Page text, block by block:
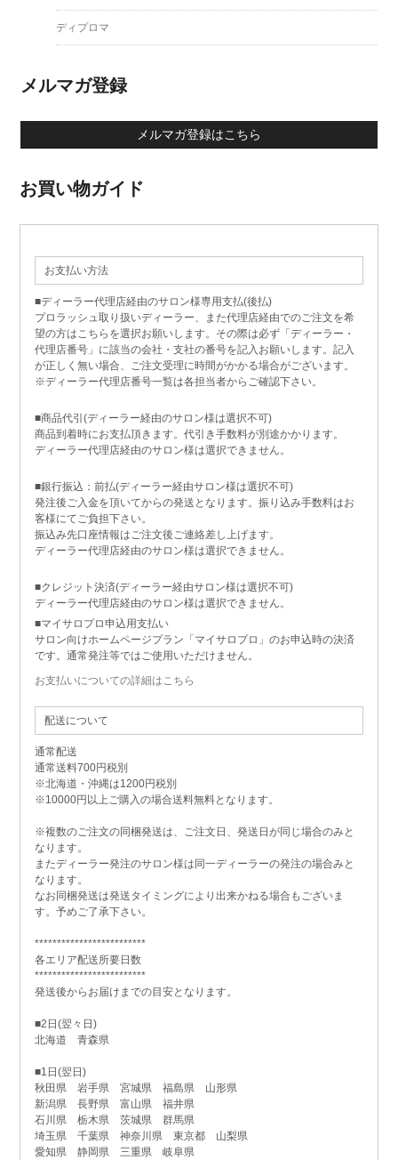
ディプロマ
メルマガ登録
メルマガ登録はこちら
お買い物ガイド
お支払い方法
■ディーラー代理店経由のサロン様専用支払(後払)
プロラッシュ取り扱いディーラー、また代理店経由でのご注文を希
望の方はこちらを選択お願いします。その際は必ず「ディーラー・
代理店番号」に該当の会社・支社の番号を記入お願いします。記入
が正しく無い場合、ご注文受理に時間がかかる場合がございます。
※ディーラー代理店番号一覧は各担当者からご確認下さい。
■商品代引(ディーラー経由のサロン様は選択不可)
商品到着時にお支払頂きます。代引き手数料が別途かかります。
ディーラー代理店経由のサロン様は選択できません。
■銀行振込：前払(ディーラー経由サロン様は選択不可)
発注後ご入金を頂いてからの発送となります。振り込み手数料はお
客様にてご負担下さい。
振込み先口座情報はご注文後ご連絡差し上げます。
ディーラー代理店経由のサロン様は選択できません。
■クレジット決済(ディーラー経由サロン様は選択不可)
ディーラー代理店経由のサロン様は選択できません。
■マイサロプロ申込用支払い
サロン向けホームページプラン「マイサロプロ」のお申込時の決済
です。通常発注等ではご使用いただけません。
お支払いについての詳細はこちら
配送について
通常配送
通常送料700円税別
※北海道・沖縄は1200円税別
※10000円以上ご購入の場合送料無料となります。
※複数のご注文の同梱発送は、ご注文日、発送日が同じ場合のみと
なります。
またディーラー発注のサロン様は同一ディーラーの発注の場合みと
なります。
なお同梱発送は発送タイミングにより出来かねる場合もございま
す。予めご了承下さい。
*************************
各エリア配送所要日数
*************************
発送後からお届けまでの目安となります。
■2日(翌々日)
北海道 青森県
■1日(翌日)
秋田県 岩手県 宮城県 福島県 山形県
新潟県 長野県 富山県 福井県
石川県 栃木県 茨城県 群馬県
埼玉県 千葉県 神奈川県 東京都 山梨県
愛知県 静岡県 三重県 岐阜県